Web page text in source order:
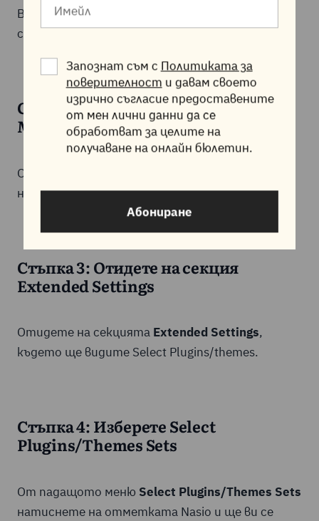
Влезте в своя хостинг акаунт и отворете
cPanel.
Стъпка 2: Отворете WordPress
Manager by Softaculous
Отворете WordPress Manager by Softaculous и
натиснете бутонаInstall.
Стъпка 3: Отидете на секция
Extended Settings
Отидете на секцията Extended Settings,
където ще видите Select Plugins/themes.
Стъпка 4: Изберете Select
Plugins/Themes Sets
От падащото меню Select Plugins/Themes Sets
натиснете на отметката Nasio и ще ви се
Запознат съм с Политиката за
поверителност и давам своето
изрично съгласие предоставените
от мен лични данни да се
обработват за целите на
получаване на онлайн бюлетин.
Абониране